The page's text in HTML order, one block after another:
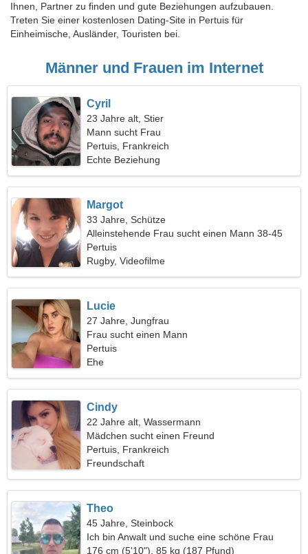
Ihnen, Partner zu finden und gute Beziehungen aufzubauen.
Treten Sie einer kostenlosen Dating-Site in Pertuis für
Einheimische, Ausländer, Touristen bei.
Männer und Frauen im Internet
Cyril
23 Jahre alt, Stier
Mann sucht Frau
Pertuis, Frankreich
Echte Beziehung
Margot
33 Jahre, Schütze
Alleinstehende Frau sucht einen Mann 38-45
Pertuis
Rugby, Videofilme
Lucie
27 Jahre, Jungfrau
Frau sucht einen Mann
Pertuis
Ehe
Cindy
22 Jahre alt, Wassermann
Mädchen sucht einen Freund
Pertuis, Frankreich
Freundschaft
Theo
45 Jahre, Steinbock
Ich bin Anwalt und suche eine schöne Frau
176 cm (5'10"), 85 kg (187 Pfund)